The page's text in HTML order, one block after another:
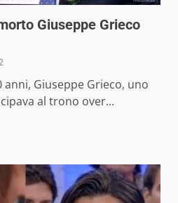
Giuseppe Grieco
Giuseppe Grieco, uno
al trono over...